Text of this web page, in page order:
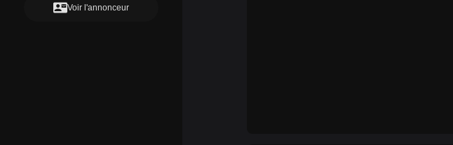
contact_mailVoir l'annonceur